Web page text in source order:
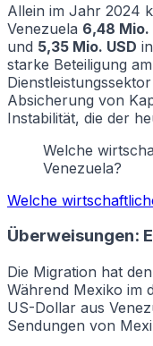
Allein im Jahr 2024
Venezuela 6,48 Mio.
und 5,35 Mio. USD
starke Beteiligung
Absicherung von
Instabilität, die der
Welche
Venezuela?
Welche
Überweisungen:
Die Migration hat
Während Mexiko im
US-Dollar aus
Sendungen von